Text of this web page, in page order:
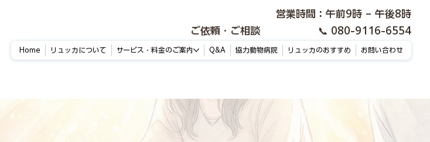
​営業時間：午前9時 – 午後8時
ご依頼・ご相談
📞 080-9116-6554​
Home リュッカについて サービス・料金のご案内 Q&A 協力動物病院 リュッカのおすすめ お問い合わせ